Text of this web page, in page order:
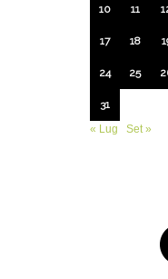
10 11
17 18
24 25
31
« Lug
Set »